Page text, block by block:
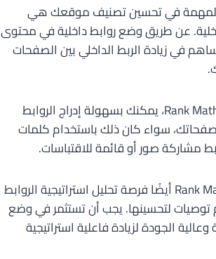
المهمة في تحسين تصنيف موقعك هي
عن طريق وضع روابط داخلية في محتوى
في زيادة الربط الداخلي بين الصفحات
باستخدام Rank Math SEO PRO، يمكنك بسهولة إدراج الروابط
سواء كان ذلك باستخدام كلمات
مشاركة صور أو قائمة للاقتباسات.
تتيح لك Rank Math SEO PRO أيضًا فرصة تحليل استراتيجية الروابط
توصيات لتحسينها. يجب أن تستثمر في وضع
الجودة لزيادة فاعلية استراتيجية